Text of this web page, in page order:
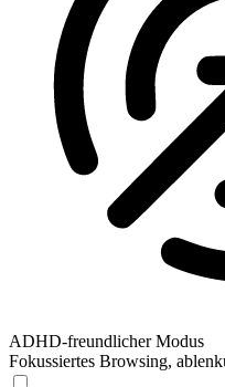
ADHD-freundlicher Modus
Fokussiertes Browsing,